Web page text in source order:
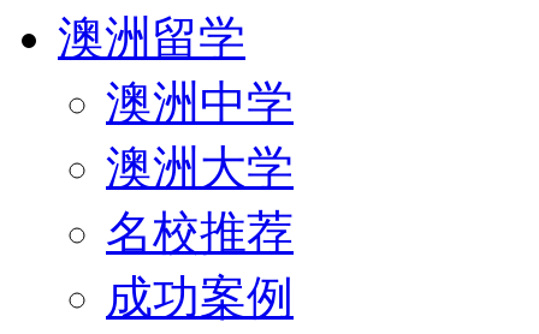
澳洲留学
澳洲中学
澳洲大学
名校推荐
成功案例